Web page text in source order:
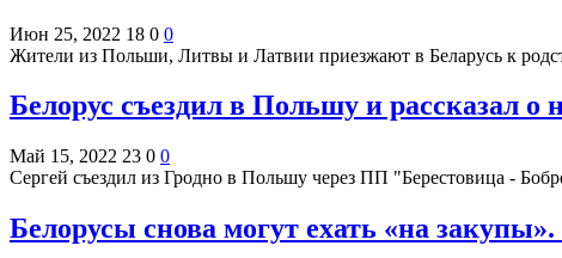
Июн 25, 2022 18 0 0
Жители из Польши, Литвы и Латвии приезжают в Беларусь к
Белорус съездил в Польшу и рассказал
Май 15, 2022 23 0 0
Сергей съездил из Гродно в Польшу через ПП "Берестовица -
Белорусы снова могут ехать «на